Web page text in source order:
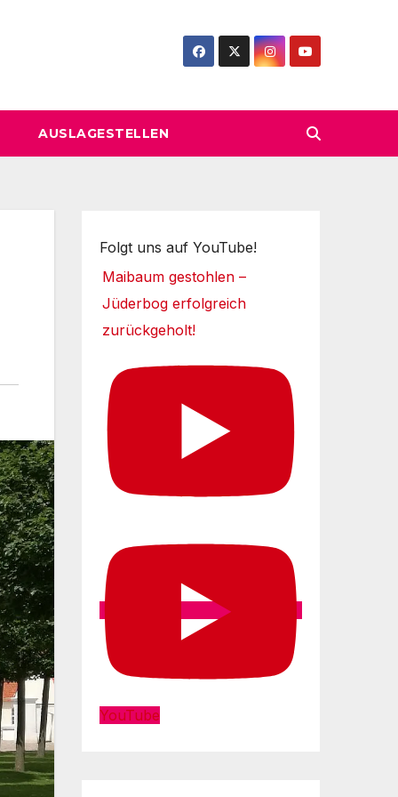
AUSLAGESTELLEN
Folgt uns auf YouTube!
Maibaum gestohlen –
Jüderbog erfolgreich
zurückgeholt!
YouTube